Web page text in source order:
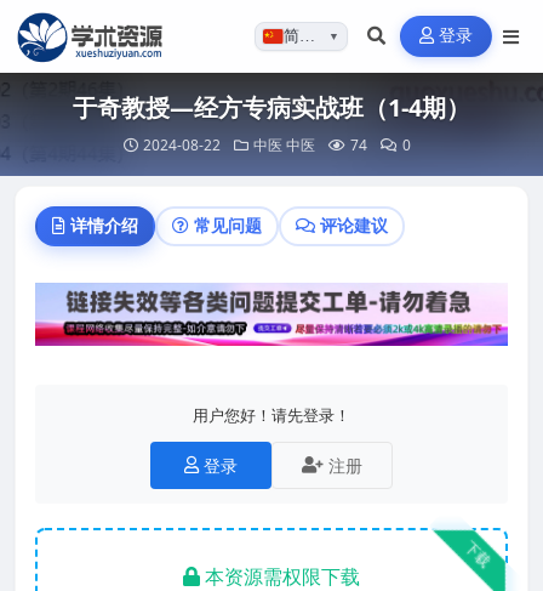
简体…▼ 登录
于奇教授—经方专病实战班（1-4期）
2024-08-22 中医 中医 74 0
详情介绍 常见问题 评论建议
用户您好！请先登录！
登录 注册
下载
本资源需权限下载